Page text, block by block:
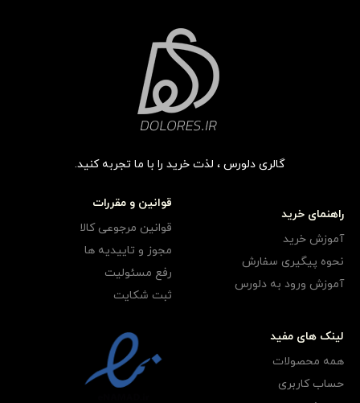
گالری دلورس ، لذت خرید را با ما تجربه کنید.
راهنمای خرید
آموزش خرید
نحوه پیگیری سفارش
آموزش ورود به دلورس
قوانین و مقررات
قوانین مرجوعی کالا
مجوز و تاییدیه ها
رفع مسئولیت
ثبت شکایت
لینک های مفید
همه محصولات
حساب کاربری